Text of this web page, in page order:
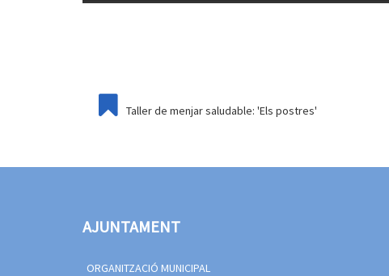
Taller de menjar saludable: 'Els postres'
AJUNTAMENT
ORGANITZACIÓ MUNICIPAL